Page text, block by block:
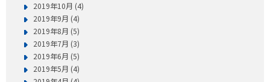
2019年10月 (4)
2019年9月 (4)
2019年8月 (5)
2019年7月 (3)
2019年6月 (5)
2019年5月 (4)